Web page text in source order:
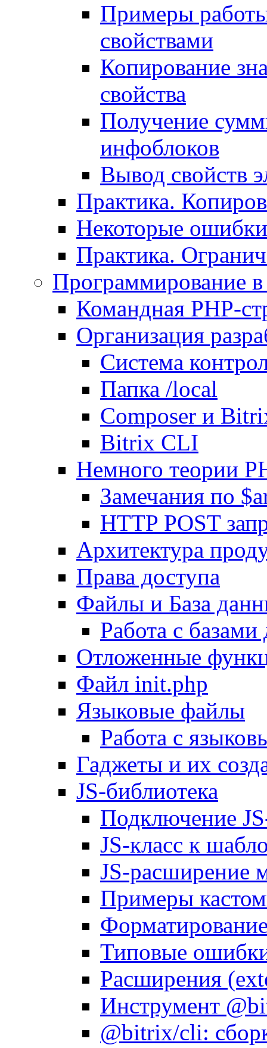
Примеры
свойствами
Копирование
свойства
Получение
инфоблоков
Вывод свойств
Практика.
Некоторые
Практика.
Программирование
Командная PHP-
Организация
Система
Папка /local
Composer и
Bitrix CLI
Немного теории
Замечания по
HTTP POST
Архитектура
Права доступа
Файлы и База
Работа с
Отложенные
Файл init.php
Языковые файлы
Работа с
Гаджеты и их
JS-библиотека
Подключение
JS-класс к
JS-расширение
Примеры
Типовые
Расширения
Инструмент
@bitrix/cli: